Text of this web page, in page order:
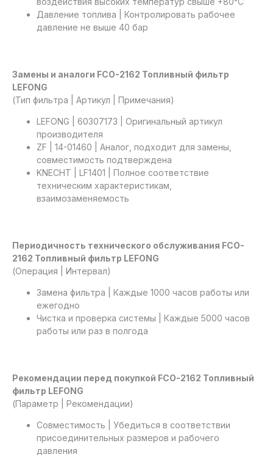
Давление топлива | Контролировать рабочее
давление не выше 40 бар
Замены и аналоги FCO-2162 Топливный фильтр
LEFONG
(Тип фильтра | Артикул | Примечания)
LEFONG | 60307173 | Оригинальный артикул
производителя
ZF | 14-01460 | Аналог, подходит для замены,
совместимость подтверждена
KNECHT | LF1401 | Полное соответствие
техническим характеристикам,
взаимозаменяемость
Периодичность технического обслуживания FCO-
2162 Топливный фильтр LEFONG
(Операция | Интервал)
Замена фильтра | Каждые 1000 часов работы или
ежегодно
Чистка и проверка системы | Каждые 5000 часов
работы или раз в полгода
Рекомендации перед покупкой FCO-2162 Топливный
фильтр LEFONG
(Параметр | Рекомендации)
Совместимость | Убедиться в соответствии
присоединительных размеров и рабочего
давления